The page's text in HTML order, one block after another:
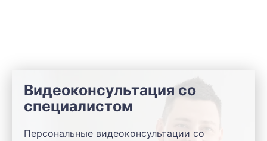
Видеоконсультация со
специалистом
Персональные видеоконсультации со